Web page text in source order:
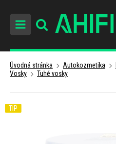
Úvodná stránka Autokozmetika
Vosky
Tuhé vosky
TIP